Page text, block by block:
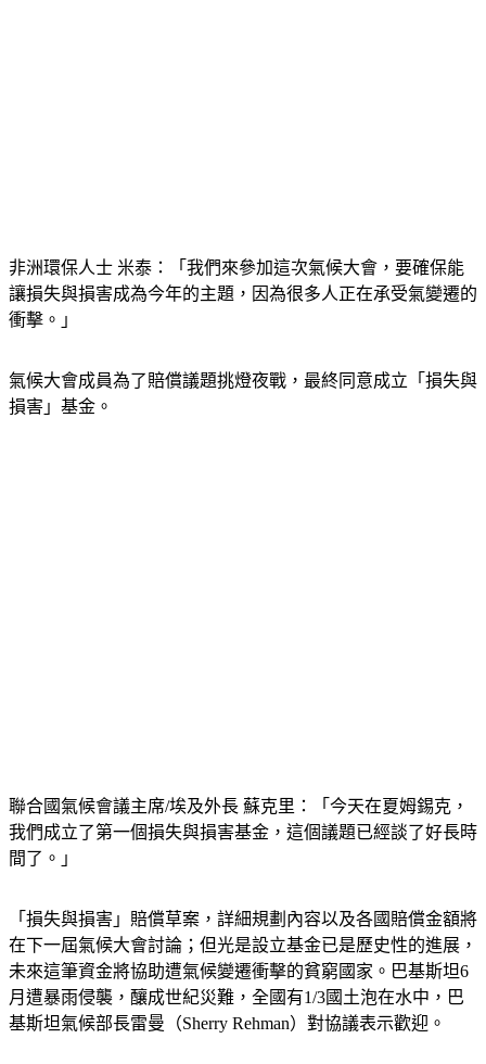
非洲環保人士 米泰：「我們來參加這次氣候大會，要確保能
讓損失與損害成為今年的主題，因為很多人正在承受氣變遷的
衝擊。」
氣候大會成員為了賠償議題挑燈夜戰，最終同意成立「損失與
損害」基金。
聯合國氣候會議主席/埃及外長 蘇克里：「今天在夏姆錫克，
我們成立了第一個損失與損害基金，這個議題已經談了好長時
間了。」
「損失與損害」賠償草案，詳細規劃內容以及各國賠償金額將
在下一屆氣候大會討論；但光是設立基金已是歷史性的進展，
未來這筆資金將協助遭氣候變遷衝擊的貧窮國家。巴基斯坦6
月遭暴雨侵襲，釀成世紀災難，全國有1/3國土泡在水中，巴
基斯坦氣候部長雷曼（Sherry Rehman）對協議表示歡迎。